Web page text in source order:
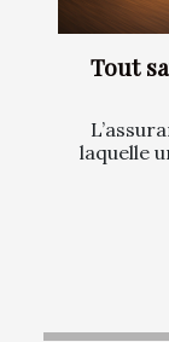
Tout
laquelle